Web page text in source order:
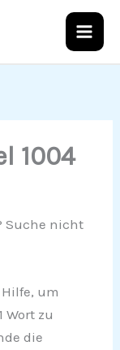
1004
Suche nicht
um
Wort zu
die